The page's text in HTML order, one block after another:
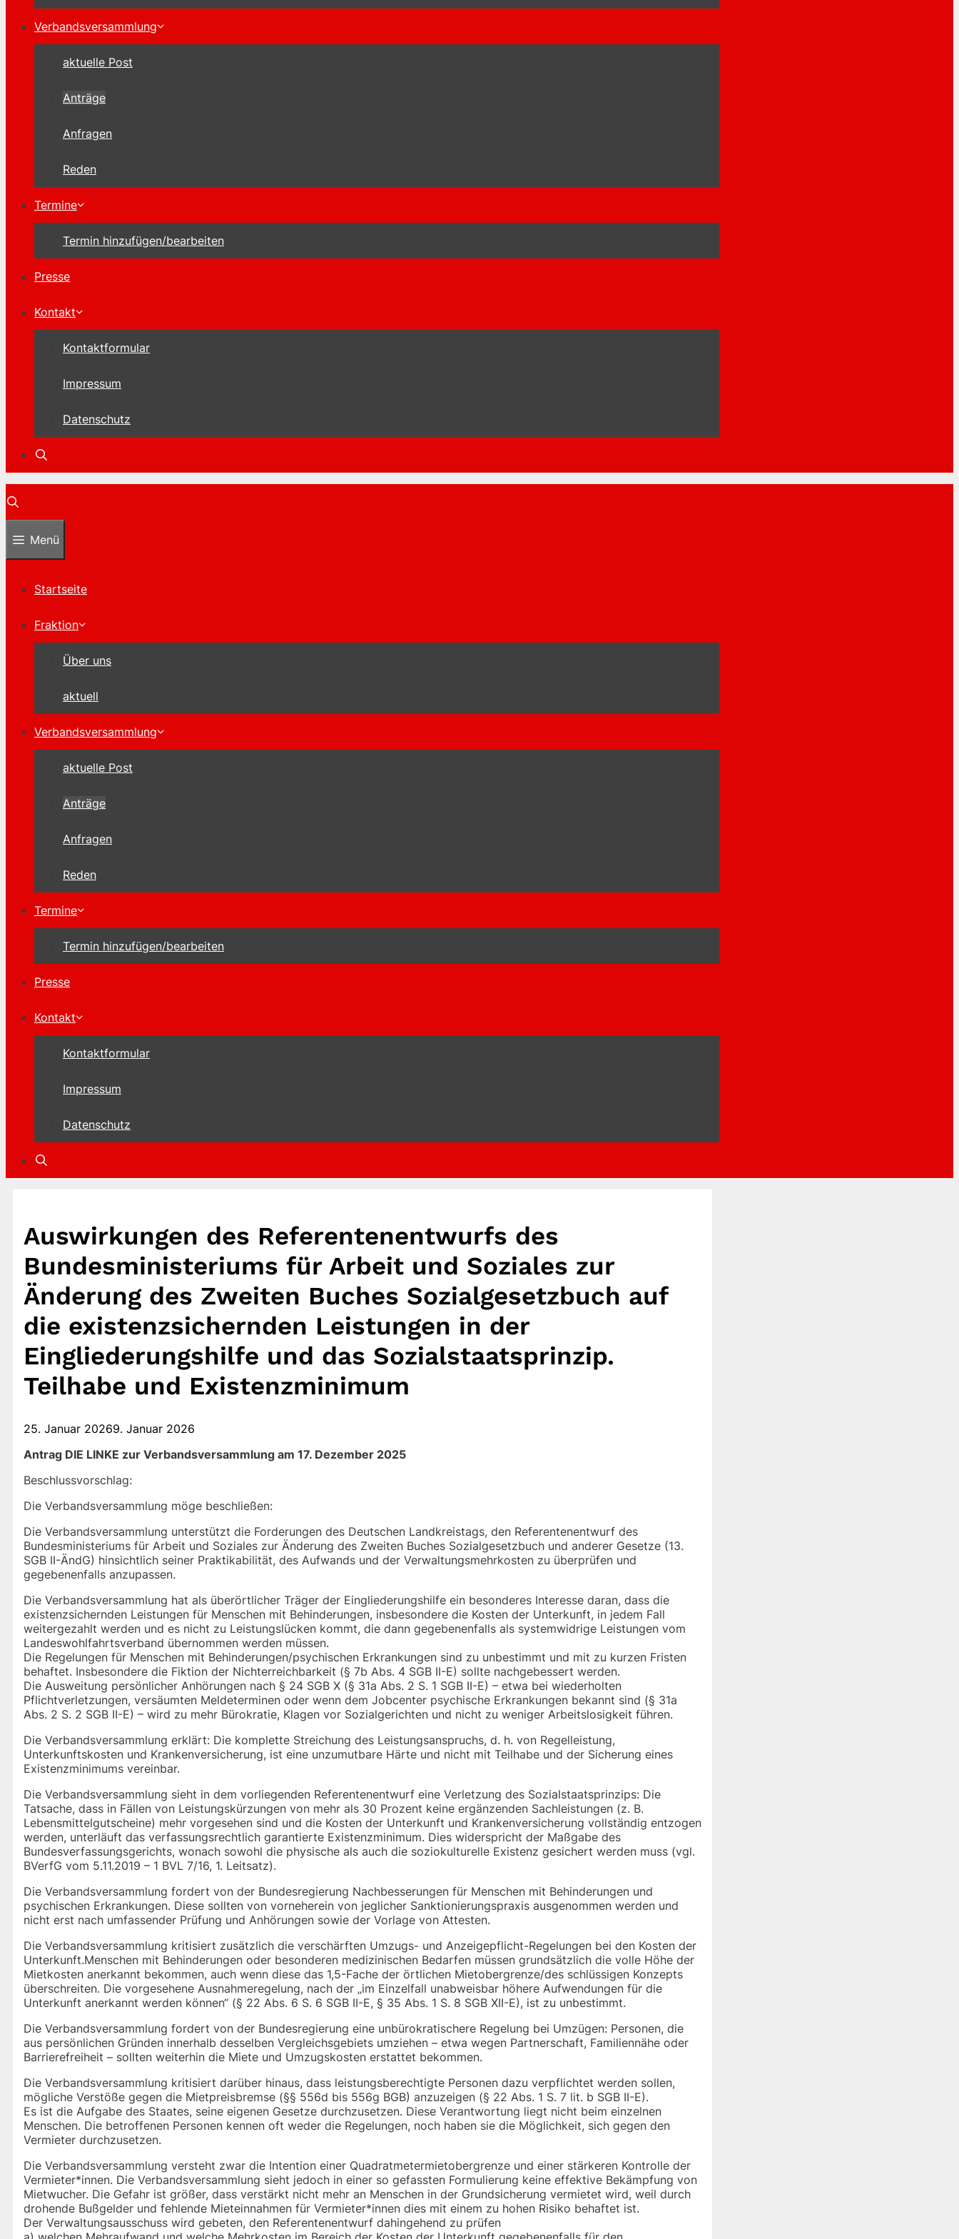
Verbandsversammlung
aktuelle Post
Anträge
Anfragen
Reden
Termine
Termin hinzufügen/bearbeiten
Presse
Kontakt
Kontaktformular
Impressum
Datenschutz
Menü
Startseite
Fraktion
Über uns
aktuell
Verbandsversammlung
aktuelle Post
Anträge
Anfragen
Reden
Termine
Termin hinzufügen/bearbeiten
Presse
Kontakt
Kontaktformular
Impressum
Datenschutz
Auswirkungen des Referentenentwurfs des
Bundesministeriums für Arbeit und Soziales zur
Änderung des Zweiten Buches Sozialgesetzbuch auf
die existenzsichernden Leistungen in der
Eingliederungshilfe und das Sozialstaatsprinzip.
Teilhabe und Existenzminimum
25. Januar 20269. Januar 2026
Antrag DIE LINKE zur Verbandsversammlung am 17. Dezember 2025
Beschlussvorschlag:
Die Verbandsversammlung möge beschließen:
Die Verbandsversammlung unterstützt die Forderungen des Deutschen Landkreistags, den Referentenentwurf des
Bundesministeriums für Arbeit und Soziales zur Änderung des Zweiten Buches Sozialgesetzbuch und anderer Gesetze (13.
SGB II-ÄndG) hinsichtlich seiner Praktikabilität, des Aufwands und der Verwaltungsmehrkosten zu überprüfen und
gegebenenfalls anzupassen.
Die Verbandsversammlung hat als überörtlicher Träger der Eingliederungshilfe ein besonderes Interesse daran, dass die
existenzsichernden Leistungen für Menschen mit Behinderungen, insbesondere die Kosten der Unterkunft, in jedem Fall
weitergezahlt werden und es nicht zu Leistungslücken kommt, die dann gegebenenfalls als systemwidrige Leistungen vom
Landeswohlfahrtsverband übernommen werden müssen.
Die Regelungen für Menschen mit Behinderungen/psychischen Erkrankungen sind zu unbestimmt und mit zu kurzen Fristen
behaftet. Insbesondere die Fiktion der Nichterreichbarkeit (§ 7b Abs. 4 SGB II-E) sollte nachgebessert werden.
Die Ausweitung persönlicher Anhörungen nach § 24 SGB X (§ 31a Abs. 2 S. 1 SGB II-E) – etwa bei wiederholten
Pflichtverletzungen, versäumten Meldeterminen oder wenn dem Jobcenter psychische Erkrankungen bekannt sind (§ 31a
Abs. 2 S. 2 SGB II-E) – wird zu mehr Bürokratie, Klagen vor Sozialgerichten und nicht zu weniger Arbeitslosigkeit führen.
Die Verbandsversammlung erklärt: Die komplette Streichung des Leistungsanspruchs, d. h. von Regelleistung,
Unterkunftskosten und Krankenversicherung, ist eine unzumutbare Härte und nicht mit Teilhabe und der Sicherung eines
Existenzminimums vereinbar.
Die Verbandsversammlung sieht in dem vorliegenden Referentenentwurf eine Verletzung des Sozialstaatsprinzips: Die
Tatsache, dass in Fällen von Leistungskürzungen von mehr als 30 Prozent keine ergänzenden Sachleistungen (z. B.
Lebensmittelgutscheine) mehr vorgesehen sind und die Kosten der Unterkunft und Krankenversicherung vollständig entzogen
werden, unterläuft das verfassungsrechtlich garantierte Existenzminimum. Dies widerspricht der Maßgabe des
Bundesverfassungsgerichts, wonach sowohl die physische als auch die soziokulturelle Existenz gesichert werden muss (vgl.
BVerfG vom 5.11.2019 – 1 BVL 7/16, 1. Leitsatz).
Die Verbandsversammlung fordert von der Bundesregierung Nachbesserungen für Menschen mit Behinderungen und
psychischen Erkrankungen. Diese sollten von vorneherein von jeglicher Sanktionierungspraxis ausgenommen werden und
nicht erst nach umfassender Prüfung und Anhörungen sowie der Vorlage von Attesten.
Die Verbandsversammlung kritisiert zusätzlich die verschärften Umzugs- und Anzeigepflicht-Regelungen bei den Kosten der
Unterkunft.Menschen mit Behinderungen oder besonderen medizinischen Bedarfen müssen grundsätzlich die volle Höhe der
Mietkosten anerkannt bekommen, auch wenn diese das 1,5-Fache der örtlichen Mietobergrenze/des schlüssigen Konzepts
überschreiten. Die vorgesehene Ausnahmeregelung, nach der „im Einzelfall unabweisbar höhere Aufwendungen für die
Unterkunft anerkannt werden können“ (§ 22 Abs. 6 S. 6 SGB II-E, § 35 Abs. 1 S. 8 SGB XII-E), ist zu unbestimmt.
Die Verbandsversammlung fordert von der Bundesregierung eine unbürokratischere Regelung bei Umzügen: Personen, die
aus persönlichen Gründen innerhalb desselben Vergleichsgebiets umziehen – etwa wegen Partnerschaft, Familiennähe oder
Barrierefreiheit – sollten weiterhin die Miete und Umzugskosten erstattet bekommen.
Die Verbandsversammlung kritisiert darüber hinaus, dass leistungsberechtigte Personen dazu verpflichtet werden sollen,
mögliche Verstöße gegen die Mietpreisbremse (§§ 556d bis 556g BGB) anzuzeigen (§ 22 Abs. 1 S. 7 lit. b SGB II-E).
Es ist die Aufgabe des Staates, seine eigenen Gesetze durchzusetzen. Diese Verantwortung liegt nicht beim einzelnen
Menschen. Die betroffenen Personen kennen oft weder die Regelungen, noch haben sie die Möglichkeit, sich gegen den
Vermieter durchzusetzen.
Die Verbandsversammlung versteht zwar die Intention einer Quadratmetermietobergrenze und einer stärkeren Kontrolle der
Vermieter*innen. Die Verbandsversammlung sieht jedoch in einer so gefassten Formulierung keine effektive Bekämpfung von
Mietwucher. Die Gefahr ist größer, dass verstärkt nicht mehr an Menschen in der Grundsicherung vermietet wird, weil durch
drohende Bußgelder und fehlende Mieteinnahmen für Vermieter*innen dies mit einem zu hohen Risiko behaftet ist.
Der Verwaltungsausschuss wird gebeten, den Referentenentwurf dahingehend zu prüfen